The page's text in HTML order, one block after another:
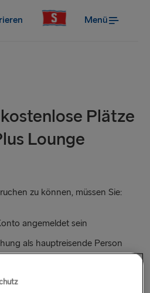
Menü
Plätze
Lounge
zu können, müssen Sie:
angemeldet sein
als hauptreisende Person
oder Premium-Tarifs